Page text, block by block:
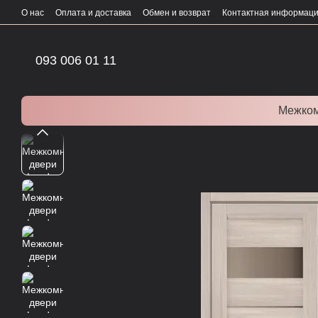
Перейти к основному контенту
О нас Оплата и доставка Обмен и возврат Контактная
093 006 01 11